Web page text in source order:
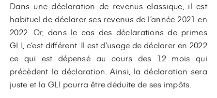
Dans une déclaration de revenus classique, il est
habituel de déclarer ses revenus de l’année 2021 en
2022. Or, dans le cas des déclarations de primes
GLI, c’est différent. Il est d’usage de déclarer en 2022
ce qui est dépensé au cours des 12 mois qui
précèdent la déclaration. Ainsi, la déclaration sera
juste et la GLI pourra être déduite de ses impôts.